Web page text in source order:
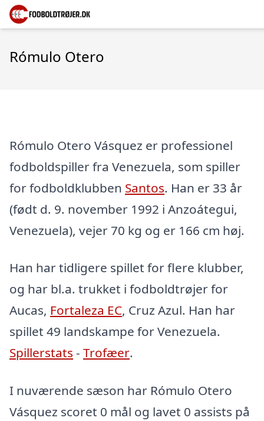
Rómulo Otero
Rómulo Otero Vásquez er professionel
fodboldspiller fra Venezuela, som spiller
for fodboldklubben Santos. Han er 33 år
(født d. 9. november 1992 i Anzoátegui,
Venezuela), vejer 70 kg og er 166 cm høj.
Han har tidligere spillet for flere klubber,
og har bl.a. trukket i fodboldtrøjer for
Aucas, Fortaleza EC, Cruz Azul. Han har
spillet 49 landskampe for Venezuela.
Spillerstats - Trofæer.
I nuværende sæson har Rómulo Otero
Vásquez scoret 0 mål og lavet 0 assists på